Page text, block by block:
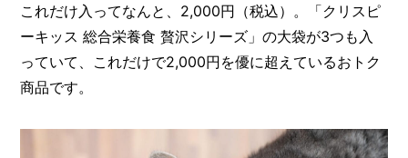
これだけ入ってなんと、2,000円（税込）。「クリスピ
ーキッス 総合栄養食 贅沢シリーズ」の大袋が3つも入
っていて、これだけで2,000円を優に超えているおトク
商品です。